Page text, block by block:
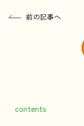
前の記事へ
contents